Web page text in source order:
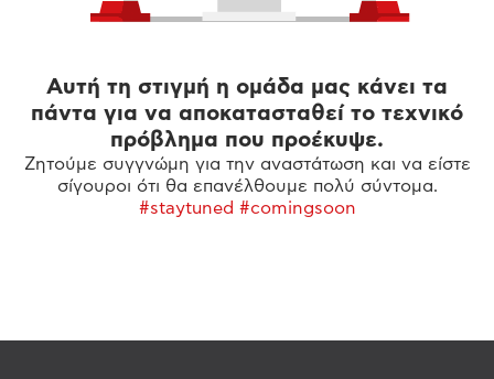
Αυτή τη στιγμή η ομάδα μας κάνει τα
πάντα για να αποκατασταθεί το τεχνικό
πρόβλημα που προέκυψε.
Ζητούμε συγγνώμη για την αναστάτωση και να είστε
σίγουροι ότι θα επανέλθουμε πολύ σύντομα.
#staytuned #comingsoon